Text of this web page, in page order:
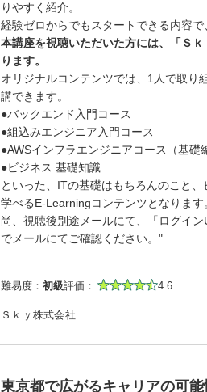
りやすく紹介。
経験ゼロからでもスタートできる内容
本講座を視聴いただいた方には、「Ｓ
ります。
オリジナルコンテンツでは、1人で取り
講できます。
●バックエンド入門コース
●組込みエンジニア入門コース
●AWSインフラエンジニアコース（基礎
●ビジネス 基礎知識
といった、ITの基礎はもちろんのこと
学べるE-Learningコンテンツとなります
尚、視聴後別途メールにて、「ログイ
でメールにてご確認ください。"
難易度： 初級評価： 4.6
Ｓｋｙ株式会社
東京都で広がるキャリアの可